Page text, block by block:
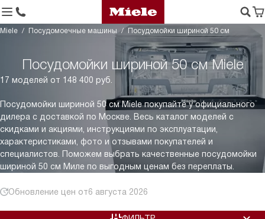
Miele Посудомоечные машины Посудомойки шириной 50 см
Посудомойки шириной 50 см Miele
17 моделей от 148 400 руб.
Посудомойки шириной 50 см Miele покупайте у официального
дилера с доставкой по Москве. Весь каталог моделей с
скидками и акциями, инструкциями по эксплуатации,
характеристиками, фото и отзывами покупателей и
специалистов. Поможем выбрать качественные посудомойки
шириной 50 см Миле по выгодным ценам без переплаты.
Обновление цен от6 августа 2026